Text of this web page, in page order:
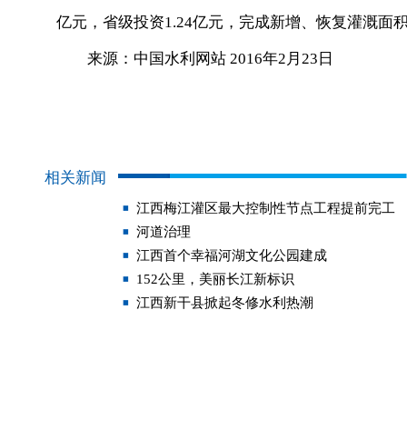
亿元，省级投资1.24亿元，完成新增、恢复灌溉面
来源：中国水利网站 2016年2月23日
相关新闻
江西梅江灌区最大控制性节点工程提前完工
河道治理
江西首个幸福河湖文化公园建成
152公里，美丽长江新标识
江西新干县掀起冬修水利热潮